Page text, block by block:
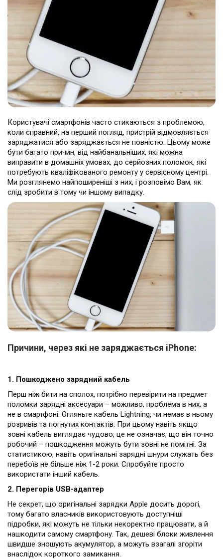
Оболонь
м. Київ, ТЦ LAKE PLAZA, вул. Героїв
полку “Азов”, 12
Палац "Україна"
м. Київ, вул. Казимира Малевича,
Дарниця
м. Київ, Комфорт Таун, вул.
Березнева, 16, корпус 3
RU UK
Користувачі смартфонів часто стикаються з проблемою,
коли справний, на перший погляд, пристрій відмовляється
заряджатися або заряджається не повністю. Цьому може
бути багато причин, від найбанальніших, які можна
виправити в домашніх умовах, до серйозних поломок, які
потребують кваліфікованого ремонту у сервісному центрі.
Ми розглянемо найпоширеніші з них, і розповімо Вам, як
слід зробити в тому чи іншому випадку.
Причини, через які не заряджається iPhone:
1. Пошкоджено зарядний кабель
Перш ніж бити на сполох, потрібно перевірити на предмет
поломки зарядні аксесуари – можливо, проблема в них, а
не в смартфоні. Огляньте кабель Lightning, чи немає в ньому
розривів та погнутих контактів. При цьому навіть якщо
зовні кабель виглядає чудово, це не означає, що він точно
робочий – пошкодження можуть бути зовні не помітні. За
статистикою, навіть оригінальні зарядні шнури служать без
перебоїв не більше ніж 1-2 роки. Спробуйте просто
використати інший кабель.
2. Перегорів USB-адаптер
Не секрет, що оригінальні зарядки Apple досить дорогі,
тому багато власників використовують доступніші
підробки, які можуть не тільки некоректно працювати, а й
нашкодити самому смартфону. Так, дешеві блоки живлення
швидше зношують акумулятор, а можуть взагалі згоріти
внаслідок короткого замикання.